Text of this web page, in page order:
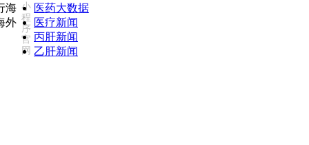
小
程
序
官
网
医药大数据
医疗新闻
丙肝新闻
乙肝新闻